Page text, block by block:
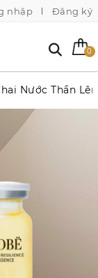
nhập Đăng ký
0
Nước Thần